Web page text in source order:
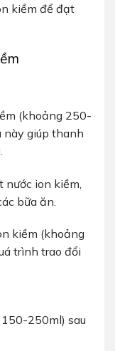
kiềm để đạt
(khoảng 250-
này giúp thanh
ion kiềm,
bữa ăn.
kiềm (khoảng
trình trao đổi
250ml) sau